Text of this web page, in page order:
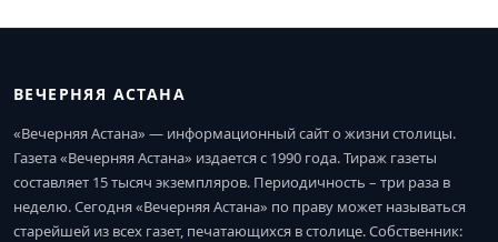
ВЕЧЕРНЯЯ АСТАНА
«Вечерняя Астана» — информационный сайт о жизни столицы.
Газета «Вечерняя Астана» издается с 1990 года. Тираж газеты
составляет 15 тысяч экземпляров. Периодичность – три раза в
неделю. Сегодня «Вечерняя Астана» по праву может называться
старейшей из всех газет, печатающихся в столице. Собственник: